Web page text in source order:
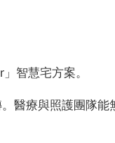
智慧宅方案。
醫療與照護團隊能